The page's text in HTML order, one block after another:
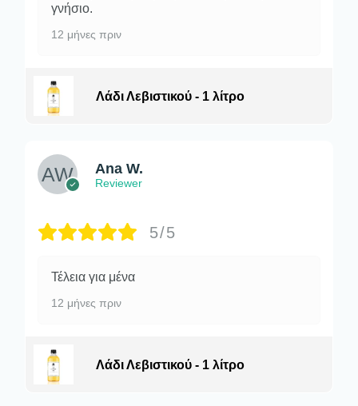
γνήσιο.
12 μήνες πριν
Λάδι Λεβιστικού - 1 λίτρο
Ana W.
Reviewer
5/5
Τέλεια για μένα
12 μήνες πριν
Λάδι Λεβιστικού - 1 λίτρο